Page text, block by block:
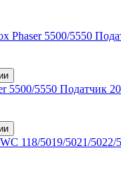
Податчик